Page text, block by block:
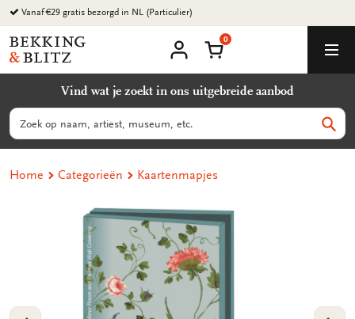
Ga
naar
content
Vanaf €29 gratis bezorgd in NL (Particulier)
Bekking
&
B.V.
account
Winkelmand
0
Vind wat je zoekt in ons uitgebreide aanbod
Zoeken
Home Categorieën Kaartenmapjes